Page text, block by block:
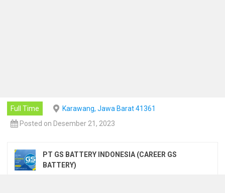
Full Time
Karawang, Jawa Barat 41361
Posted on Desember 21, 2023
PT GS BATTERY INDONESIA (CAREER GS
BATTERY)